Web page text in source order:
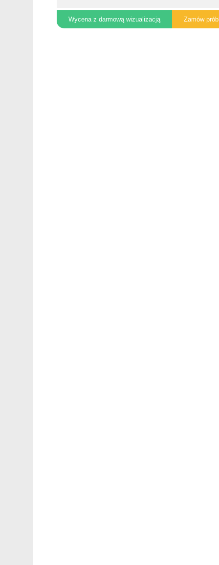
Wycena z darmową wizualizacją Zamów